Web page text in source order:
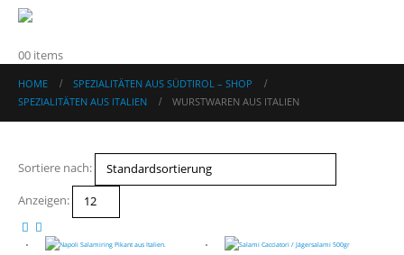
00 items
HOME
SPEZIALITÄTEN AUS SÜDTIROL – SHOP
SPEZIALITÄTEN AUS ITALIEN
WURSTWAREN AUS ITALIEN
Sortiere nach:
Anzeigen: